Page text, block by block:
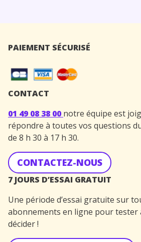
PAIEMENT SÉCURISÉ
CONTACT
01 49 08 38 00 notre équipe est
répondre à toutes vos questions
de 8 h 30 à 17 h 30.
CONTACTEZ-NOUS
7 JOURS D’ESSAI GRATUIT
Une période d’essai gratuite sur
abonnements en ligne pour tester
décider !